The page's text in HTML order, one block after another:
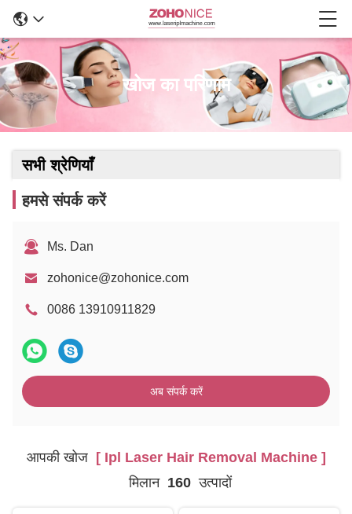
खोज का परिणाम
सभी श्रेणियाँ
हमसे संपर्क करें
Ms. Dan
zohonice@zohonice.com
0086 13910911829
अब संपर्क करें
आपकी खोज[ Ipl Laser Hair Removal Machine ]
मिलान 160उत्पादों